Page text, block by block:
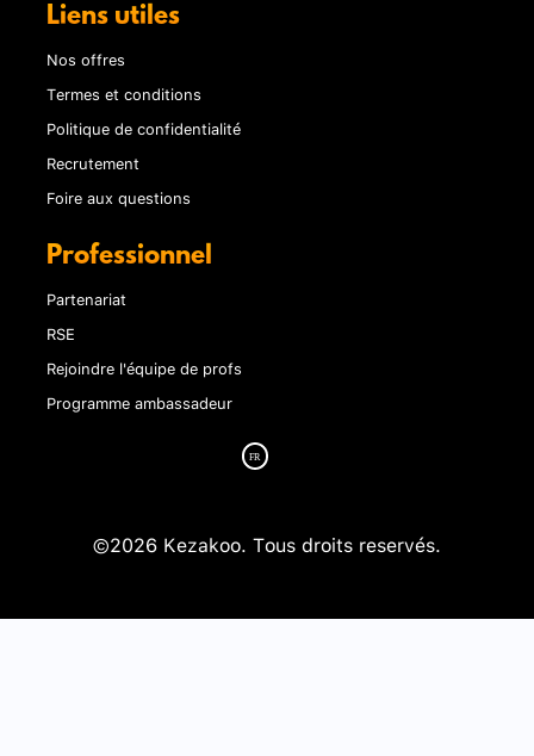
Liens utiles
Nos offres
Termes et conditions
Politique de confidentialité
Recrutement
Foire aux questions
Professionnel
Partenariat
RSE
Rejoindre l'équipe de profs
Programme ambassadeur
©2026 Kezakoo. Tous droits reservés.